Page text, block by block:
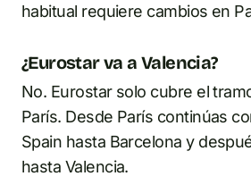
habitual requiere cambios en
¿Eurostar va a Valencia?
No. Eurostar solo cubre el
París. Desde París continúas
Spain hasta Barcelona y
hasta Valencia.